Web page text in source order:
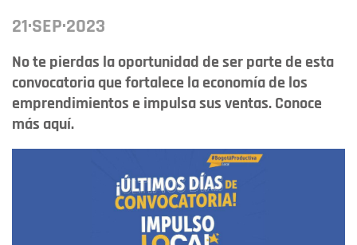
21·SEP·2023
No te pierdas la oportunidad de ser parte de esta
convocatoria que fortalece la economía de los
emprendimientos e impulsa sus ventas. Conoce
más aquí.